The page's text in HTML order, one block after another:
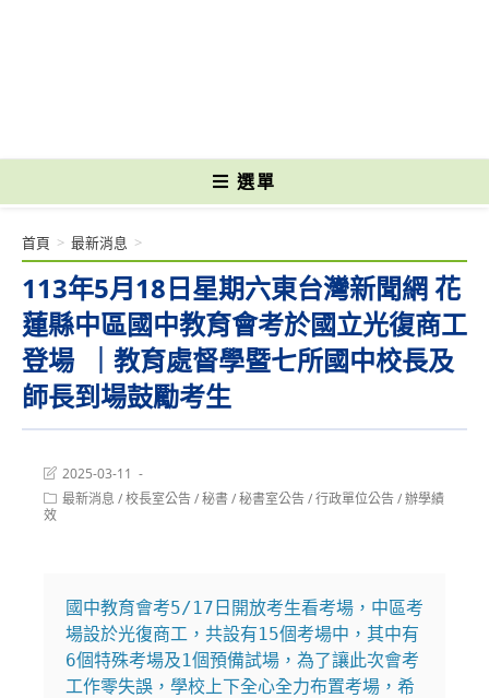
選單
113年5月18日星期六東台灣新聞網 花
蓮縣中區國中教育會考於國立光復商工
登場 ｜教育處督學暨七所國中校長及
師長到場鼓勵考生
首頁 > 最新消息 >
Post
last
modified:
2025-03-11
Post
category:
最新消息 /校長室公告/秘書/秘書室公告/行政單位公告/辦學績
效
國中教育會考5/17日開放考生看考場，中區考
場設於光復商工，共設有15個考場中，其中有
6個特殊考場及1個預備試場，為了讓此次會考
工作零失誤，學校上下全心全力布置考場，希